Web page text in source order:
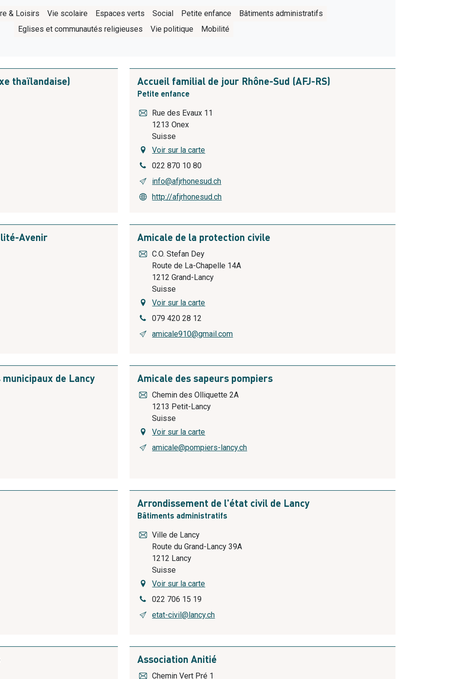
& Loisirs Vie scolaire Espaces verts Social Petite enfance
Bâtiments administratifs
Eglises et communautés religieuses
Vie politique Mobilité
thaïlandaise) Accueil familial de jour Rhône-Sud (AFJ-RS)
Petite enfance
Rue des Evaux 11
1213 Onex
Suisse
Voir sur la carte
022 870 10 80
info@afjrhonesud.ch
http://afjrhonesud.ch
Avenir Amicale de la protection civile
C.O. Stefan Dey
Route de La-Chapelle 14A
1212 Grand-Lancy
Suisse
Voir sur la carte
079 420 28 12
amicale910@gmail.com
de Lancy Amicale des sapeurs pompiers
Chemin des Olliquette 2A
1213 Petit-Lancy
Suisse
Voir sur la carte
amicale@pompiers-lancy.ch
Arrondissement de l'état civil de Lancy
Bâtiments administratifs
Ville de Lancy
Route du Grand-Lancy 39A
1212 Lancy
Suisse
Voir sur la carte
022 706 15 19
etat-civil@lancy.ch
Association Anitié
Chemin Vert Pré 1